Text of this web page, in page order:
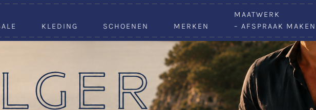
KLEDING SCHOENEN MERKEN
MAATWERK
– AFSPRAAK